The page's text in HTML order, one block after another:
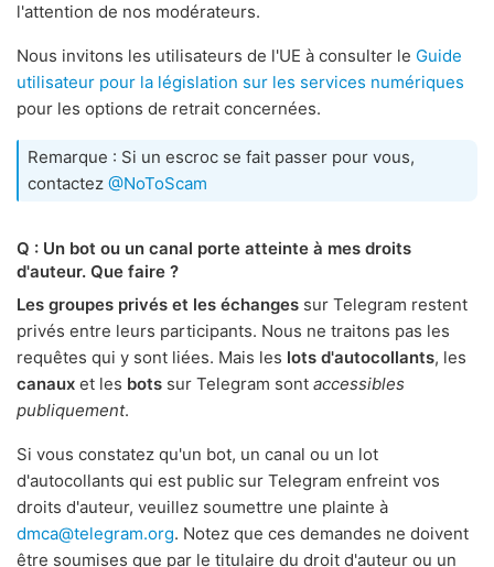
l'attention de nos modérateurs.
Nous invitons les utilisateurs de l'UE à consulter le Guide
utilisateur pour la législation sur les services numériques
pour les options de retrait concernées.
Remarque : Si un escroc se fait passer pour vous,
contactez @NoToScam
Q : Un bot ou un canal porte atteinte à mes droits
d'auteur. Que faire ?
Les groupes privés et les échanges sur Telegram restent
privés entre leurs participants. Nous ne traitons pas les
requêtes qui y sont liées. Mais les lots d'autocollants, les
canaux et les bots sur Telegram sont accessibles
publiquement.
Si vous constatez qu'un bot, un canal ou un lot
d'autocollants qui est public sur Telegram enfreint vos
droits d'auteur, veuillez soumettre une plainte à
dmca@telegram.org. Notez que ces demandes ne doivent
être soumises que par le titulaire du droit d'auteur ou un